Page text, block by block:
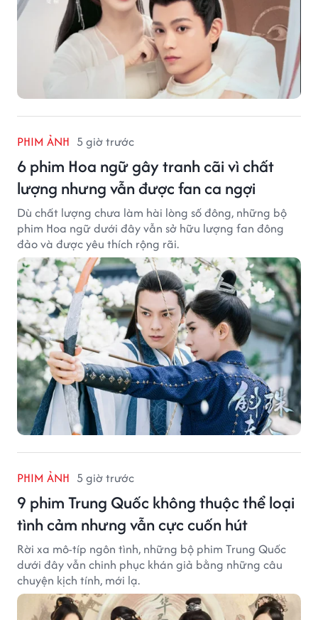
PHIM ẢNH 5 giờ trước
6 phim Hoa ngữ gây tranh cãi vì chất
lượng nhưng vẫn được fan ca ngợi
Dù chất lượng chưa làm hài lòng số đông, những bộ
phim Hoa ngữ dưới đây vẫn sở hữu lượng fan đông
đảo và được yêu thích rộng rãi.
PHIM ẢNH 5 giờ trước
9 phim Trung Quốc không thuộc thể loại
tình cảm nhưng vẫn cực cuốn hút
Rời xa mô-típ ngôn tình, những bộ phim Trung Quốc
dưới đây vẫn chinh phục khán giả bằng những câu
chuyện kịch tính, mới lạ.